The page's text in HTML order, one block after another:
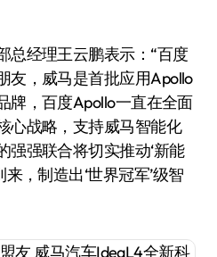
总经理王云鹏表示：“百度
友，威马是首批应用Apollo
牌，百度Apollo一直在全面
心战略，支持威马智能化
强强联合将切实推动‘新能
，制造出‘世界冠军’级智